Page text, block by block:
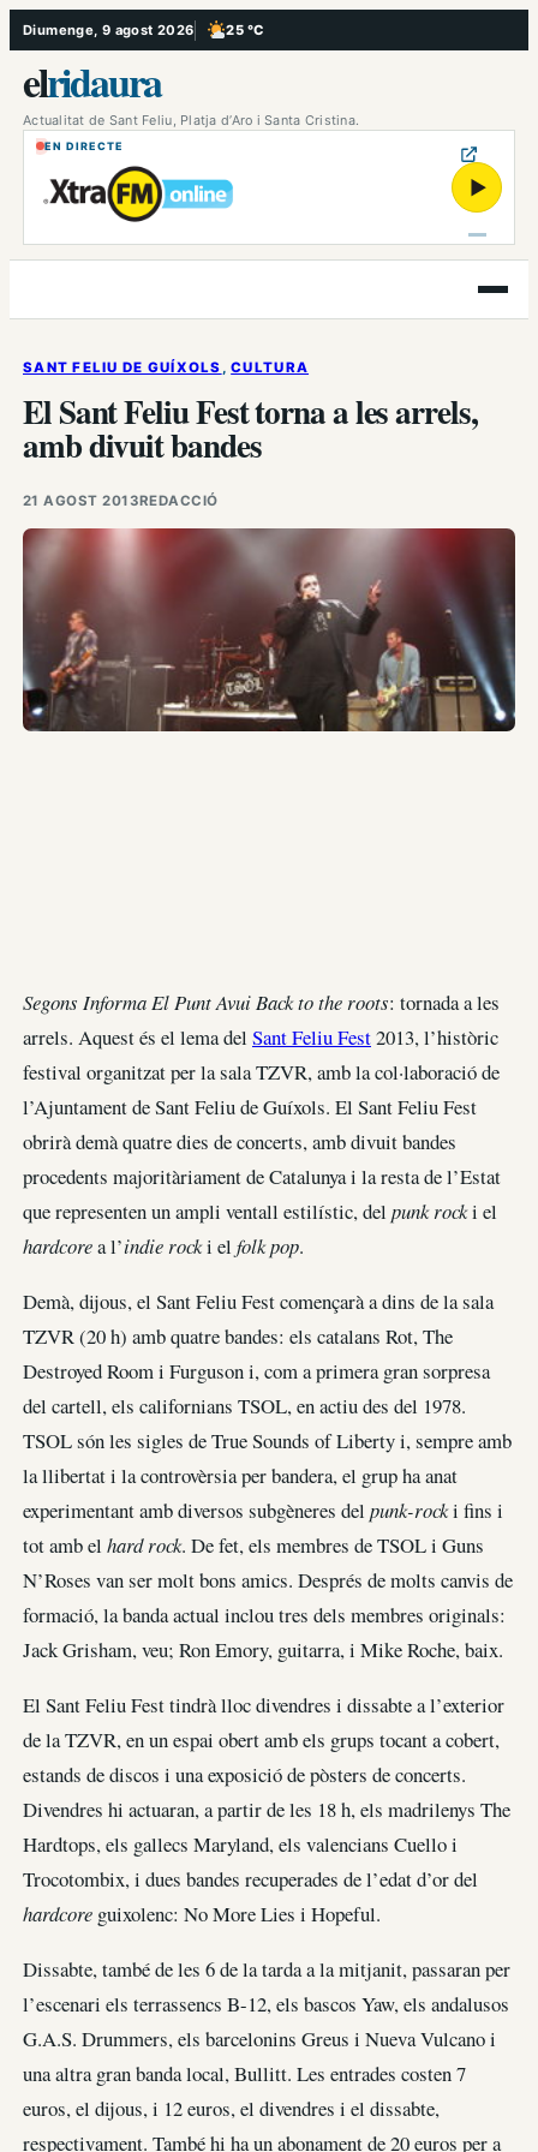
Vés
al
contingut
Diumenge, 9 agost 2026 25 °C
, Poc ennuvolat
elridaura
Actualitat de Sant Feliu, Platja d’Aro i Santa Cristina.
EN DIRECTE
▶
Obre
el
SANT FELIU DE GUÍXOLS , CULTURA
El Sant Feliu Fest torna a les arrels,
amb divuit bandes
21 AGOST 2013REDACCIÓ
Segons Informa El Punt Avui Back to the roots: tornada a les
arrels. Aquest és el lema del Sant Feliu Fest2013, l’històric
festival organitzat per la sala TZVR, amb la col·laboració de
l’Ajuntament de Sant Feliu de Guíxols. El Sant Feliu Fest
obrirà demà quatre dies de concerts, amb divuit bandes
procedents majoritàriament de Catalunya i la resta de l’Estat
que representen un ampli ventall estilístic, del punk rocki el
hardcorea l’indie rocki el folk pop.
Demà, dijous, el Sant Feliu Fest començarà a dins de la sala
TZVR (20 h) amb quatre bandes: els catalans Rot, The
Destroyed Room i Furguson i, com a primera gran sorpresa
del cartell, els californians TSOL, en actiu des del 1978.
TSOL són les sigles de True Sounds of Liberty i, sempre amb
la llibertat i la controvèrsia per bandera, el grup ha anat
experimentant amb diversos subgèneres del punk-rocki fins i
tot amb el hard rock. De fet, els membres de TSOL i Guns
N’Roses van ser molt bons amics. Després de molts canvis de
formació, la banda actual inclou tres dels membres originals:
Jack Grisham, veu; Ron Emory, guitarra, i Mike Roche, baix.
El Sant Feliu Fest tindrà lloc divendres i dissabte a l’exterior
de la TZVR, en un espai obert amb els grups tocant a cobert,
estands de discos i una exposició de pòsters de concerts.
Divendres hi actuaran, a partir de les 18 h, els madrilenys The
Hardtops, els gallecs Maryland, els valencians Cuello i
Trocotombix, i dues bandes recuperades de l’edat d’or del
hardcore guixolenc: No More Lies i Hopeful.
Dissabte, també de les 6 de la tarda a la mitjanit, passaran per
l’escenari els terrassencs B-12, els bascos Yaw, els andalusos
G.A.S. Drummers, els barcelonins Greus i Nueva Vulcano i
una altra gran banda local, Bullitt. Les entrades costen 7
euros, el dijous, i 12 euros, el divendres i el dissabte,
respectivament. També hi ha un abonament de 20 euros per a